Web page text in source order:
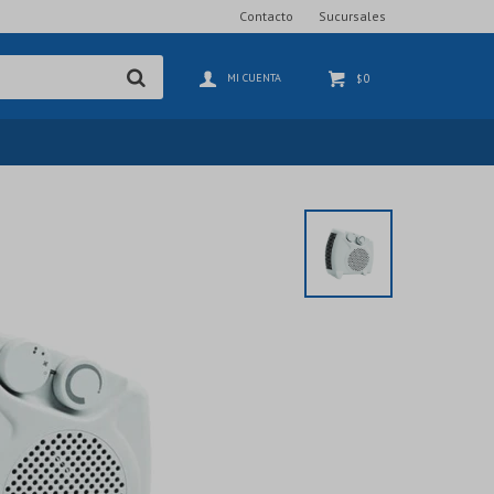
$0
Contacto Sucursales